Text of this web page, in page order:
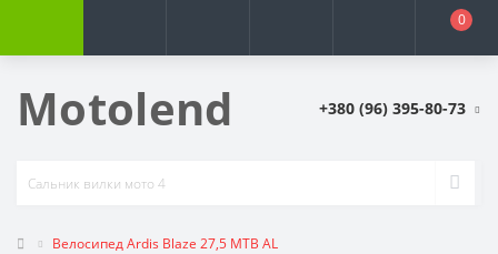
0
Motolend +380 (96) 395-80-73
Велосипед Ardis Blaze 27,5 MTB AL